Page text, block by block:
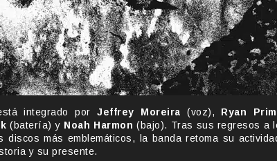
integrado porJeffrey Moreira (voz), Ryan
(batería) y Noah Harmon (bajo). Tras sus regresos a
más emblemáticos, la banda retoma su
y su presente.